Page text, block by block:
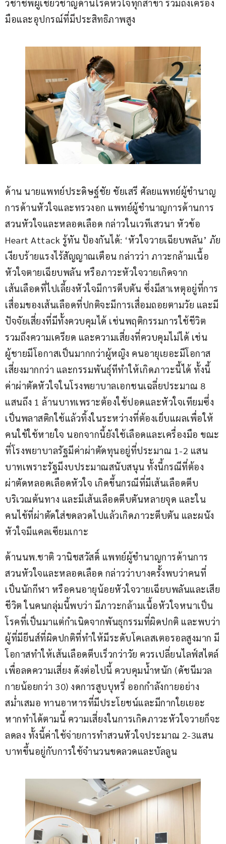
วิชาชีพผู้เชี่ยวชาญด้านโรคหัวใจทุกสาขา รวมถึงเครื่อง
มือและอุปกรณ์ที่มีประสิทธิภาพสูง
ด้าน นายแพทย์ประดิษฐ์ชัย ชัยเสรี ศัลยแพทย์ผู้ชำนาญ
การด้านหัวใจและทรวงอก แพทย์ผู้ชำนาญการด้านการ
สวนหัวใจและหลอดเลือด กล่าวในเวทีเสวนา หัวข้อ
Heart Attack รู้ทัน ป้องกันได้: ‘หัวใจวายเฉียบพลัน’ ภัย
เงียบร้ายแรงไร้สัญญาณเตือน กล่าวว่า ภาวะกล้ามเนื้อ
หัวใจตายเฉียบพลัน หรือภาวะหัวใจวายเกิดจาก
เส้นเลือดที่ไปเลี้ยงหัวใจมีการตีบตัน ซึ่งมีสาเหตุอยู่ที่การ
เสื่อมของเส้นเลือดที่ปกติจะมีการเสื่อมถอยตามวัย และมี
ปัจจัยเสี่ยงที่มีทั้งควบคุมได้ เช่นพฤติกรรมการใช้ชีวิต
รวมถึงความเครียด และความเสี่ยงที่ควบคุมไม่ได้ เช่น
ผู้ชายมีโอกาสเป็นมากกว่าผู้หญิง คนอายุเยอะมีโอกาส
เสี่ยงมากกว่า และกรรมพันธุ์ทีทำให้เกิดภาวะนี้ได้ ทั้งนี้
ค่าผ่าตัดหัวใจในโรงพยาบาลเอกชนเฉลี่ยประมาณ 8
แสนถึง 1 ล้านบาทเพราะต้องใช้ปอดและหัวใจเทียมซึ่ง
เป็นพลาสติกใช้แล้วทิ้งในระหว่างที่ต้องเย็บแผลเพื่อให้
คนใข้ใช้หายใจ นอกจากนี้ยังใช้เลือดและเครื่องมือ ขณะ
ที่โรงพยาบาลรัฐมีค่าผ่าตัดทุนอยู่ที่ประมาณ 1-2 แสน
บาทเพราะรัฐมีงบประมาณสนับสนุน ทั้งนี้กรณีที่ต้อง
ผ่าตัดหลอดเลือดหัวใจ เกิดขึ้นกรณีที่มีเส้นเลือดตีบ
บริเวณต้นทาง และมีเส้นเลือดตีบตันหลายจุด และใน
คนไข้ที่ผ่าตัดใส่ขดลวดไปแล้วเกิดภาวะตีบตัน และผนัง
หัวใจมีแคลเซียมเกาะ
ด้านนพ.ชาติ วานิชสวัสดิ์ แพทย์ผู้ชำนาญการด้านการ
สวนหัวใจและหลอดเลือด กล่าวว่าบางครั้งพบว่าคนที่
เป็นนักกีฬา หรือคนอายุน้อยหัวใจวายเฉียบพลันและเสีย
ชีวิต ในคนกลุ่มนี้พบว่า มีภาวะกล้ามเนื้อหัวใจหนาเป็น
โรคที่เป็นมาแต่กำเนิดจากพันธุกรรมที่ผิดปกติ และพบว่า
ผู้ที่มียีนส์ที่ผิดปกติที่ทำให้มีระดับโคเลสเตอรอลสูงมาก มี
โอกาสทำให้เส้นเลือดตีบเร็วกว่าวัย ควรเปลี่ยนไลฟ์สไตล์
เพื่อลดความเสี่ยง ดังต่อไปนี้ ควบคุมน้ำหนัก (ดัชนีมวล
กายน้อยกว่า 30) งดการสูบบุหรี่ ออกกำลังกายอย่าง
สม่ำเสมอ ทานอาหารที่มีประโยชน์และมีกากใยเยอะ
หากทำได้ตามนี้ ความเสี่ยงในการเกิดภาวะหัวใจวายก็จะ
ลดลง ทั้งนี้ค่าใช้จ่ายการทำสวนหัวใจประมาณ 2-3แสน
บาทขึ้นอยู่กับการใช้จำนวนขดลวดและบัลลูน